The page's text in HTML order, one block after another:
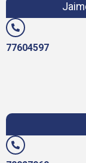
77604597